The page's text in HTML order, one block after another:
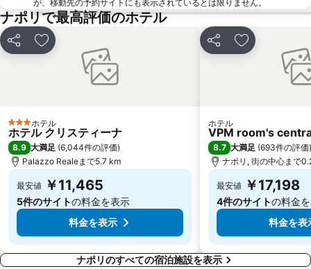
Palazzo Reale
Funiculare di Mergellina
Porto di Amalfi
Mercatini di Natale San Gregorio Armeno
Piazza Dante
Piazza Tasso
Capuano
Villa Comunale
が、移動先の予約サイトにも表示されているとは限りません。
ナポリで最高評価のホテル
シェア お気に入りに追加
3 ホテルのランク
ホテル
ホテル クリスティーナ
8.9 大満足 (6,044件の評価)
Palazzo Realeまで5.7 km
最安値 ￥11,465
5件のサイトの料金を表示
料金を表示
シェア お気に入りに
ホテル
VPM room's
8.7 大満足 (693件の評価)
ナポリ, 街の中心まで
最安値 ￥17,198
4件のサイトの料金
料金を表
ナポリのすべての宿泊施設を表示